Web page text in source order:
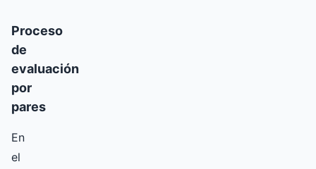
Proceso
de
evaluación
por
pares
En
el